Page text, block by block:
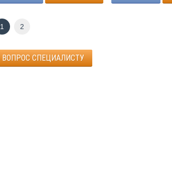
1 2
ВОПРОС СПЕЦИАЛИСТУ